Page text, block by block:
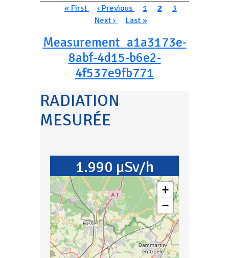
Pagination
Première page
« First Page précédente
‹ Previous Page
1 Page courante
2 Page
3
Next ›
Dernière page
Last »
Measurement_a1a3173e-
8abf-4d15-b6e2-
4f537e9fb771
RADIATION
MESURÉE
1.990 µSv/h
+
−